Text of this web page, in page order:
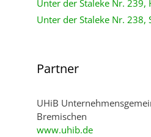
Unter der Staleke Nr. 239,
Unter der Staleke Nr. 238,
Partner
UHiB
Bremischen
www.uhib.de